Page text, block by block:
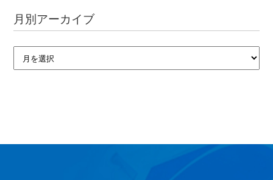
月別アーカイブ